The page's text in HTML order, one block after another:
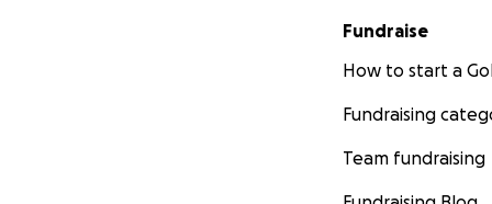
Fundraise
How to start a
Fundraising
Team fundraising